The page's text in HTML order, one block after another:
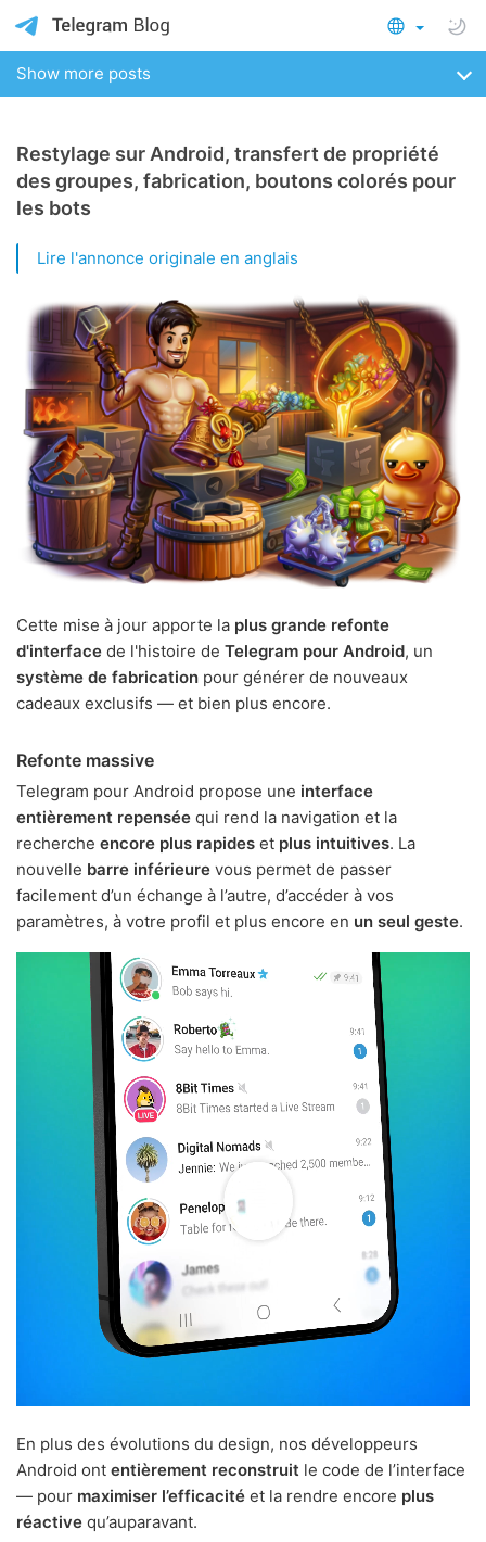
Show more posts
Restylage sur Android, transfert de propriété
des groupes, fabrication, boutons colorés pour
les bots
Lire l'annonce originale en anglais
Cette mise à jour apporte la plus grande refonte
d'interface de l'histoire de Telegram pour Android, un
système de fabrication pour générer de nouveaux
cadeaux exclusifs — et bien plus encore.
Refonte massive
Telegram pour Android propose une interface
entièrement repensée qui rend la navigation et la
recherche encore plus rapides et plus intuitives. La
nouvelle barre inférieure vous permet de passer
facilement d’un échange à l’autre, d’accéder à vos
paramètres, à votre profil et plus encore en un seul geste.
En plus des évolutions du design, nos développeurs
Android ont entièrement reconstruit le code de l’interface
— pour maximiser l’efficacité et la rendre encore plus
réactive qu’auparavant.